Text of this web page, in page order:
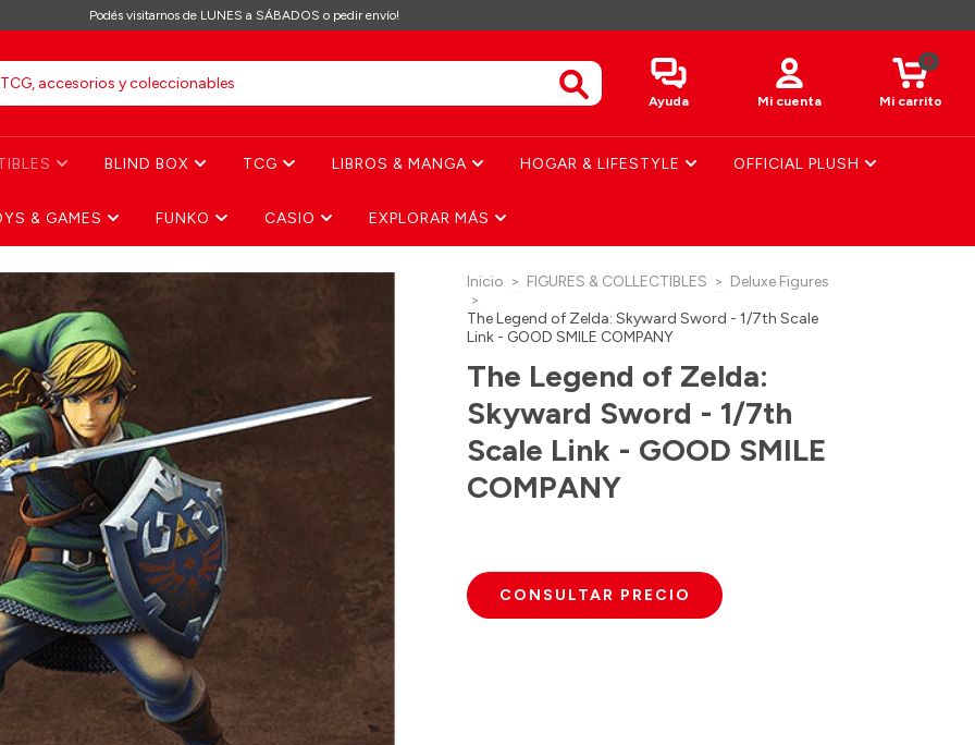
Podés visitarnos de LUNES a SÁBADOS o pedir envío!
Ayuda Mi cuenta Mi carrito
0
BLIND BOX TCG LIBROS & MANGA HOGAR & LIFESTYLE OFFICIAL PLUSH
& GAMES FUNKO CASIO EXPLORAR MÁS
Inicio > FIGURES & COLLECTIBLES > Deluxe Figures
>
The Legend of Zelda: Skyward Sword - 1/7th Scale
Link - GOOD SMILE COMPANY
The Legend of Zelda:
Skyward Sword - 1/7th
Scale Link - GOOD SMILE
COMPANY